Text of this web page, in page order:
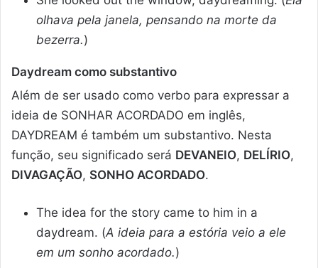
olhava pela janela, pensando na morte da
bezerra.)
Daydream como substantivo
Além de ser usado como verbo para expressar a
ideia de SONHAR ACORDADO em inglês,
DAYDREAM é também um substantivo. Nesta
função, seu significado será DEVANEIO, DELÍRIO,
DIVAGAÇÃO, SONHO ACORDADO.
The idea for the story came to him in a
daydream. (A ideia para a estória veio a ele
em um sonho acordado.)